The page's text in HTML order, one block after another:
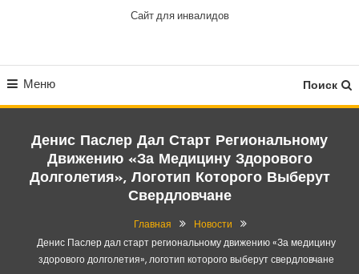
Сайт для инвалидов
Меню Поиск
Денис Паслер Дал Старт Региональному
Движению «За Медицину Здорового
Долголетия», Логотип Которого Выберут
Свердловчане
Главная
Новости
Денис Паслер дал старт региональному движению «За медицину
здорового долголетия», логотип которого выберут свердловчане